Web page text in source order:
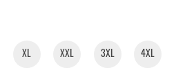
XL XXL 3XL 4XL